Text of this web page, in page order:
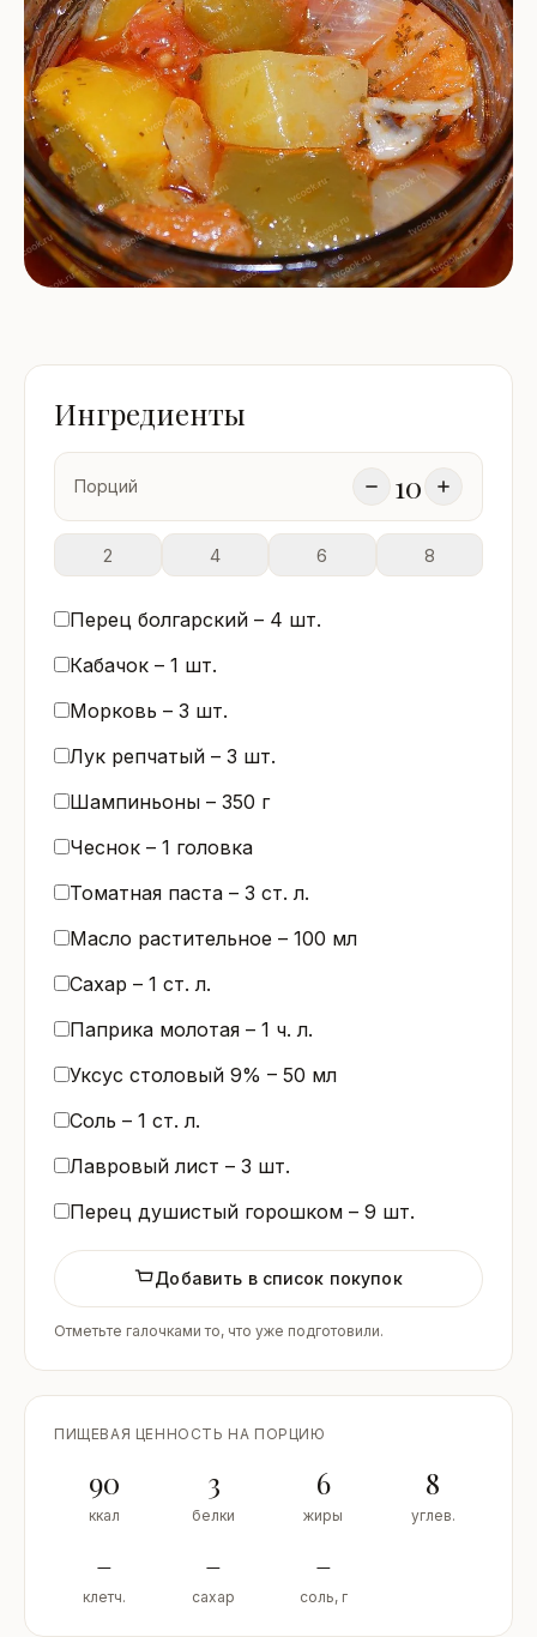
Ингредиенты
Порций 10
2 4 6 8
Перец болгарский – 4 шт.
Кабачок – 1 шт.
Морковь – 3 шт.
Лук репчатый – 3 шт.
Шампиньоны – 350 г
Чеснок – 1 головка
Томатная паста – 3 ст. л.
Масло растительное – 100 мл
Сахар – 1 ст. л.
Паприка молотая – 1 ч. л.
Уксус столовый 9% – 50 мл
Соль – 1 ст. л.
Лавровый лист – 3 шт.
Перец душистый горошком – 9 шт.
Добавить в список покупок
Отметьте галочками то, что уже подготовили.
ПИЩЕВАЯ ЦЕННОСТЬ НА ПОРЦИЮ
90
ккал
3
белки
6
жиры
8
углев.
–
клетч.
–
сахар
–
соль, г